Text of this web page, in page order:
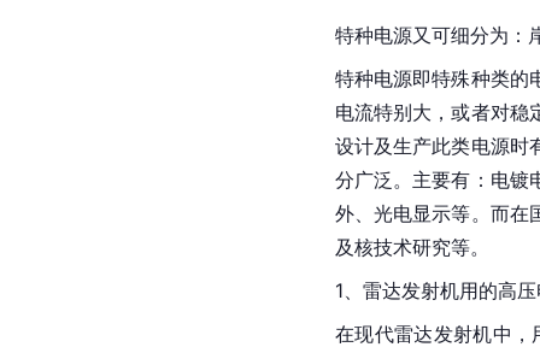
特种电源又可细分为：
特种电源即特殊种类的
电流特别大，或者对稳
设计及生产此类电源时
分广泛。主要有：电镀
外、光电显示等。而在
及核技术研究等。
1、雷达发射机用的高
在现代雷达发射机中